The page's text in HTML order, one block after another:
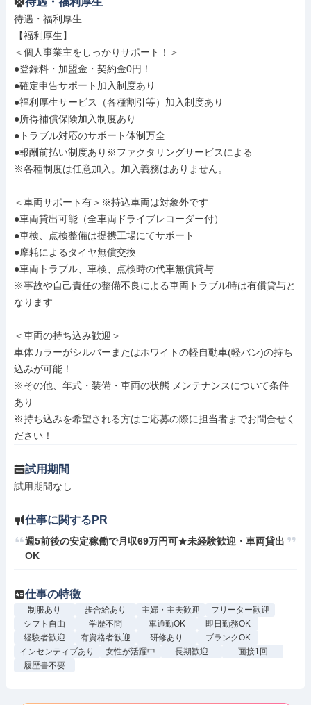
待遇・福利厚生
【福利厚生】
＜個人事業主をしっかりサポート！＞
●登録料・加盟金・契約金0円！
●確定申告サポート加入制度あり
●福利厚生サービス（各種割引等）加入制度あり
●所得補償保険加入制度あり
●トラブル対応のサポート体制万全
●報酬前払い制度あり※ファクタリングサービスによる
※各種制度は任意加入。加入義務はありません。
＜車両サポート有＞※持込車両は対象外です
●車両貸出可能（全車両ドライブレコーダー付）
●車検、点検整備は提携工場にてサポート
●摩耗によるタイヤ無償交換
●車両トラブル、車検、点検時の代車無償貸与
※事故や自己責任の整備不良による車両トラブル時は有償貸与と
なります
＜車両の持ち込み歓迎＞
車体カラーがシルバーまたはホワイトの軽自動車(軽バン)の持ち
込みが可能！
※その他、年式・装備・車両の状態 メンテナンスについて条件
あり
※持ち込みを希望される方はご応募の際に担当者までお問合せく
ださい！
試用期間
試用期間なし
仕事に関するPR
週5前後の安定稼働で月収69万円可★未経験歓迎・車両貸出
OK
仕事の特徴
制服あり 歩合給あり 主婦・主夫歓迎
フリーター歓迎
シフト自由
学歴不問 車通勤OK
即日勤務OK
経験者歓迎
有資格者歓迎 研修あり
ブランクOK
インセンティブあり
女性が活躍中 長期歓迎
面接1回
履歴書不要